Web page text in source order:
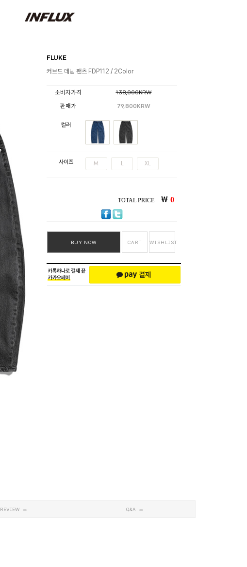
FLUKE
커브드 데님 팬츠 FDP112 / 2Color
소비자가격
138,000KRW
판매가
79,800KRW
컬러
사이즈 M L XL
TOTAL PRICE ￦ 0
BUY NOW CART WISHLIST
REVIEW Q&A